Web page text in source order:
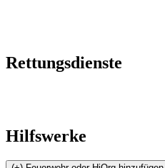
Rettungsdienste
Hilfswerke